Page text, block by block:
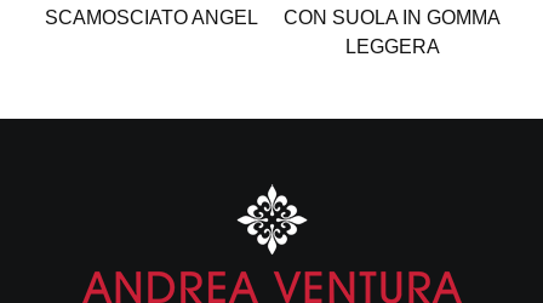
SCAMOSCIATO ANGEL
CON SUOLA IN GOMMA
LEGGERA